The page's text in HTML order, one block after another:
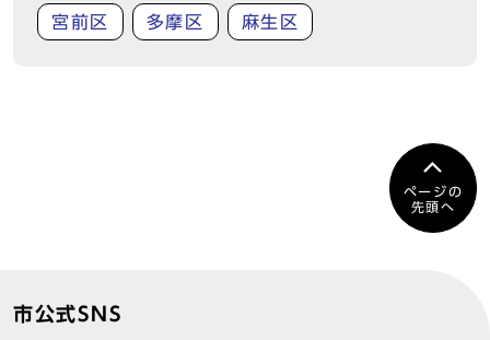
宮前区 多摩区 麻生区
ページの
先頭へ
市公式SNS